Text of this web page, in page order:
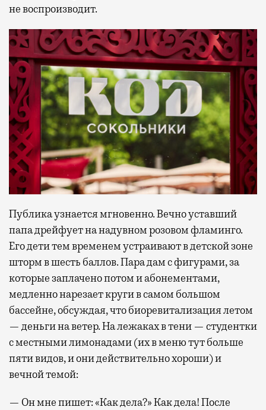
не воспроизводит.
Публика узнается мгновенно. Вечно уставший
папа дрейфует на надувном розовом фламинго.
Его дети тем временем устраивают в детской зоне
шторм в шесть баллов. Пара дам с фигурами, за
которые заплачено потом и абонементами,
медленно нарезает круги в самом большом
бассейне, обсуждая, что биоревитализация летом
— деньги на ветер. На лежаках в тени — студентки
с местными лимонадами (их в меню тут больше
пяти видов, и они действительно хороши) и
вечной темой:
— Он мне пишет: «Как дела?» Как дела! После